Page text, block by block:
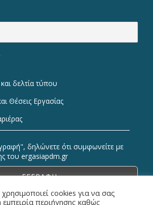
δελτία τύπου
Θέσεις Εργασίας
δηλώνετε ότι συμφωνείτε με
του ergasiapdm.gr
cookies για να σας
εμπειρία περιήγησης καθώς